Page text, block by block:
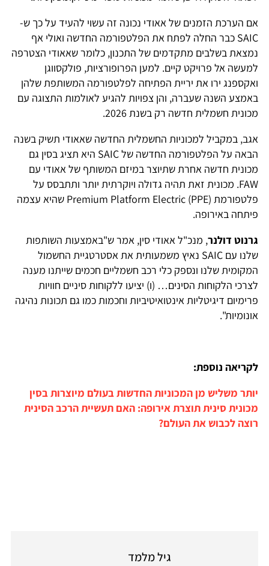
אם הערכת הזמנים של אאודי נכונה זה עשוי להעיד על כך ש-
SAIC כבר החלה לפתח את הפלטפורמה החדשה ואולי אף
נמצאת בשלבים מתקדמים של התכנון, כלומר שאאודי הצטרפה
למעשה אל פרויקט קיים. למען הפרופורציות, פולקסווגן
ואקספנג ירו את יריית הפתיחה לפלטפורמה המשותפת שלהן
באמצע השנה שעברה, והן צפויות להגיע לאולמות התצוגה עם
מכונית חשמלית חדשה רק בשנת 2026.
אגב, במקביל למכוניות החשמלית החדשה שאאודי תשיק בשנה
הבאה על הפלטפורמה החדשה של SAIC היא תציג בסין גם
מכונית חדשה אחרת שתיוצר במיזם המשותף של אאודי עם
FAW. מכונית זאת תהיה גדולה ויוקרתית יותר ותתבסס על
פלטפורמת Premium Platform Electric (PPE) שהיא עצמה
פיתחה באירופה.
גרנוט דולנר, מנכ"ל אאודי סין, אמר ש"באמצעות השותפות
שלנו עם SAIC נאיץ משמעותית את אסטרטגיית החשמול
המקומית שלנו ונספק כלי רכב חשמליים חכמים שייתנו מענה
לצרכי הלקוחות הסינים… (ו) יציעו ללקוחות סיניים חוויות
פרימיום דיגיטליות אינטואיטיביות וחכמות כמו גם תכונות נהיגה
אונומיות".
לקריאה נוספת:
יותר משליש מן המכוניות החדשות בעולם מיוצרות בסין
מכונית סינית תוצרת אירופה: האם תעשיית הרכב הסינית
רוצה לכבוש את העולם?
גיל מלמד